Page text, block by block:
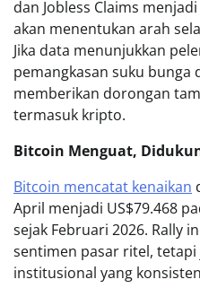
dan Jobless Claims
akan menentukan arah
Jika data menunjukkan
pemangkasan suku bunga
memberikan dorongan
termasuk kripto.
Bitcoin Menguat,
Bitcoin mencatat kenaikan
April menjadi US$79.468
sejak Februari 2026. Rally
sentimen pasar ritel,
institusional yang